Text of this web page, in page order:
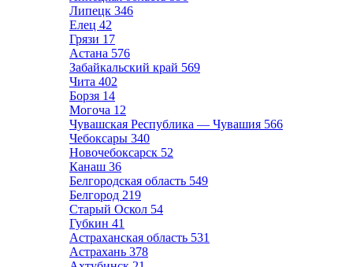
Липецк 346
Елец 42
Грязи 17
Астана 576
Забайкальский край 569
Чита 402
Борзя 14
Могоча 12
Чувашская Республика — Чувашия 566
Чебоксары 340
Новочебоксарск 52
Канаш 36
Белгородская область 549
Белгород 219
Старый Оскол 54
Губкин 41
Астраханская область 531
Астрахань 378